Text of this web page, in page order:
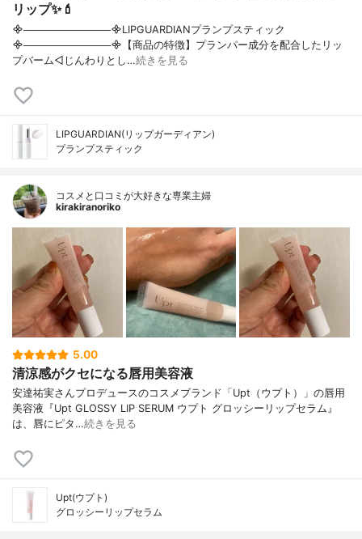
リップ✨💄
᯽────────────᯽LIPGUARDIANプランプスティック
᯽────────────᯽【商品の特徴】プランパー成分を配合したリッ
プバーム◁じんわりとし…続きを見る
LIPGUARDIAN(リップガーディアン)
プランプスティック
コスメと口コミが大好きな専業主婦
kirakiranoriko
5.00
清涼感がクセになる唇用美容液
安達祐実さんプロデュースのコスメブランド「Upt（ウプト）」の唇用
美容液『Upt GLOSSY LIP SERUM ウプト グロッシーリップセラム』
は、唇にピタ…続きを見る
Upt(ウプト)
グロッシーリップセラム